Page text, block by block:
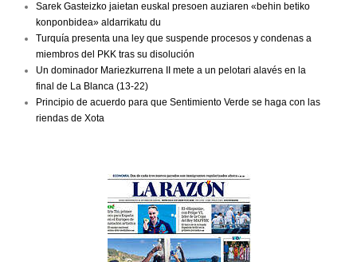
Sarek Gasteizko jaietan euskal presoen auziaren «behin betiko
konponbidea» aldarrikatu du
Turquía presenta una ley que suspende procesos y condenas a
miembros del PKK tras su disolución
Un dominador Mariezkurrena II mete a un pelotari alavés en la
final de La Blanca (13-22)
Principio de acuerdo para que Sentimiento Verde se haga con las
riendas de Xota